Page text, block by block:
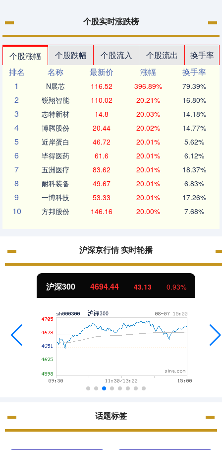
个股实时涨跌榜
个股涨幅 个股跌幅 个股流入 个股流出
换手率
排名
名称 最新价 涨幅
换手率
1
N展芯 116.52 396.89% 79.39%
2 锐翔智能 110.02 20.21% 16.80%
3 志特新材 14.8 20.03% 14.18%
4 博腾股份 20.44 20.02% 14.77%
5 近岸蛋白 46.72 20.01% 5.62%
6 毕得医药 61.6 20.01% 6.12%
7 五洲医疗 83.62 20.01% 18.37%
8 耐科装备 49.67 20.01% 6.83%
9 一博科技 53.33 20.01% 17.26%
10 方邦股份 146.16 20.00% 7.68%
沪深京行情 实时轮播
沪深300 4694.44 43.13 0.93%
话题标签